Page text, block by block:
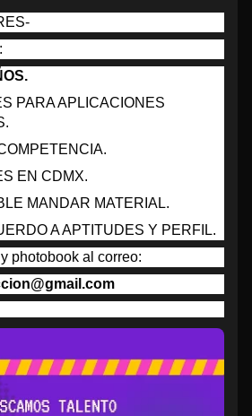
PARA APLICACIONES
EN CDMX.
MANDAR MATERIAL.
A APTITUDES Y PERFIL.
photobook al correo: